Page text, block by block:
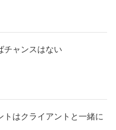
ャンスはない
はクライアントと一緒に